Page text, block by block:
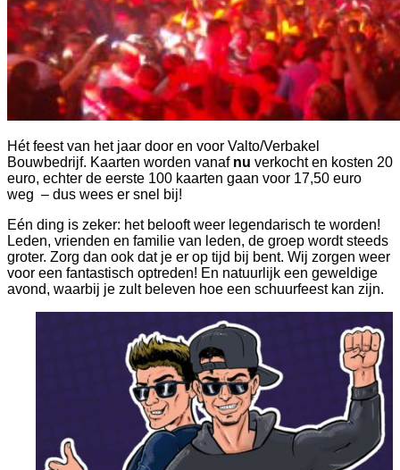
Hét feest van het jaar door en voor Valto/Verbakel
Bouwbedrijf. Kaarten worden vanaf nu verkocht en kosten 20
euro, echter de eerste 100 kaarten gaan voor 17,50 euro
weg – dus wees er snel bij!
Eén ding is zeker: het belooft weer legendarisch te worden!
Leden, vrienden en familie van leden, de groep wordt steeds
groter. Zorg dan ook dat je er op tijd bij bent. Wij zorgen weer
voor een fantastisch optreden! En natuurlijk een geweldige
avond, waarbij je zult beleven hoe een schuurfeest kan zijn.